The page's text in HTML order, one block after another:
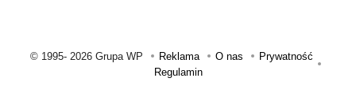
© 1995- 2026 Grupa WP Reklama O nas
Prywatność
Regulamin